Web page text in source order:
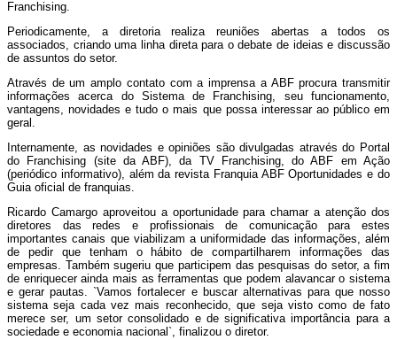
Franchising.
Periodicamente, a diretoria realiza reuniões abertas a todos os
associados, criando uma linha direta para o debate de ideias e discussão
de assuntos do setor.
Através de um amplo contato com a imprensa a ABF procura transmitir
informações acerca do Sistema de Franchising, seu funcionamento,
vantagens, novidades e tudo o mais que possa interessar ao público em
geral.
Internamente, as novidades e opiniões são divulgadas através do Portal
do Franchising (site da ABF), da TV Franchising, do ABF em Ação
(periódico informativo), além da revista Franquia ABF Oportunidades e do
Guia oficial de franquias.
Ricardo Camargo aproveitou a oportunidade para chamar a atenção dos
diretores das redes e profissionais de comunicação para estes
importantes canais que viabilizam a uniformidade das informações, além
de pedir que tenham o hábito de compartilharem informações das
empresas. Também sugeriu que participem das pesquisas do setor, a fim
de enriquecer ainda mais as ferramentas que podem alavancar o sistema
e gerar pautas. `Vamos fortalecer e buscar alternativas para que nosso
sistema seja cada vez mais reconhecido, que seja visto como de fato
merece ser, um setor consolidado e de significativa importância para a
sociedade e economia nacional`, finalizou o diretor.